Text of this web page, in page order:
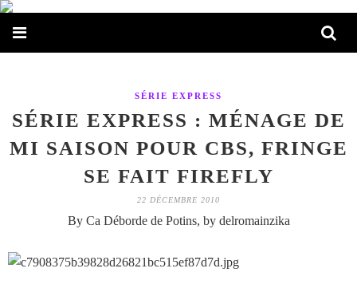
SÉRIE EXPRESS
SÉRIE EXPRESS : MÉNAGE DE
MI SAISON POUR CBS, FRINGE
SE FAIT FIREFLY
22 DÉCEMBRE 2010
By Ca Déborde de Potins, by delromainzika